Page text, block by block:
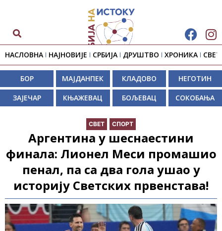
НАСЛОВНА НАЈНОВИЈЕ СРБИЈА ДРУШТВО ХРОНИКА СВЕТ
БОР МАЈДАНПЕК КЛАДОВО НЕГОТИН
ЗАЈЕЧАР КЊАЖЕВАЦ БОЉЕВАЦ СОКОБАЊА
СВЕТ СПОРТ
Аргентина у шеснаестини
финала: Лионел Меси промашио
пенал, па са два гола ушао у
историју Светских првенстава!